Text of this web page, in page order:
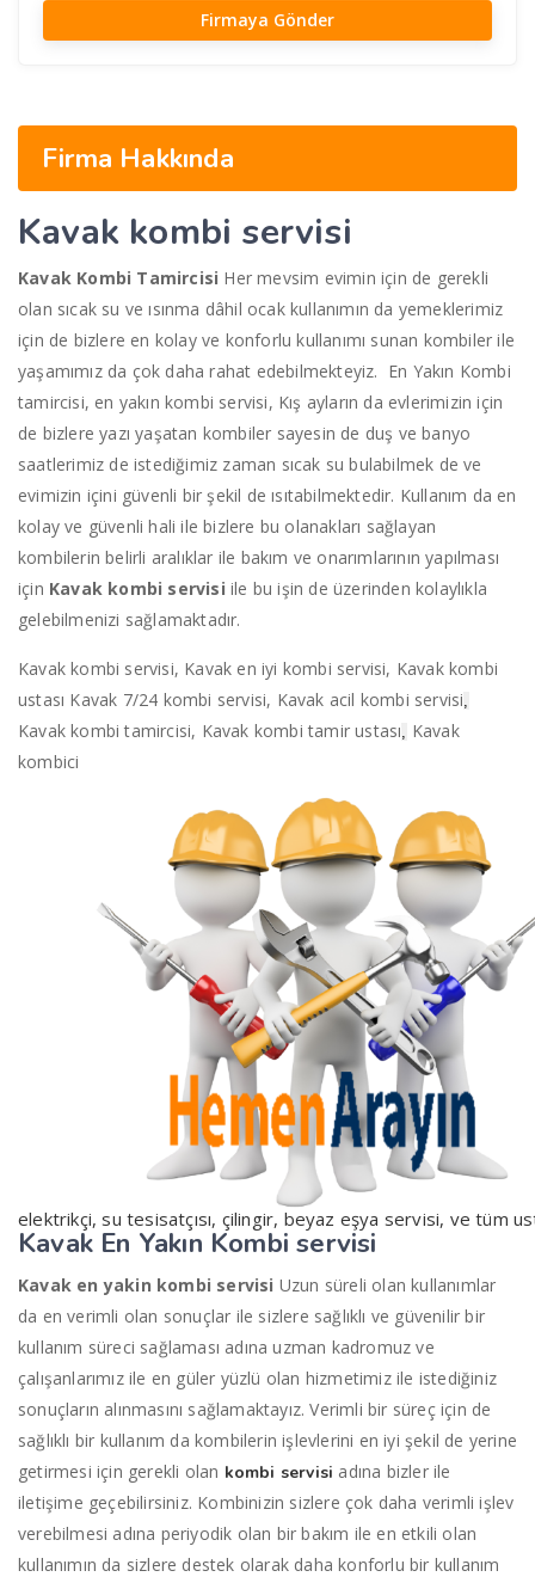
Firma Hakkında
Kavak kombi servisi
Kavak Kombi Tamircisi Her mevsim evimin için de gerekli
olan sıcak su ve ısınma dâhil ocak kullanımın da yemeklerimiz
için de bizlere en kolay ve konforlu kullanımı sunan kombiler ile
yaşamımız da çok daha rahat edebilmekteyiz. En Yakın Kombi
tamircisi, en yakın kombi servisi, Kış ayların da evlerimizin için
de bizlere yazı yaşatan kombiler sayesin de duş ve banyo
saatlerimiz de istediğimiz zaman sıcak su bulabilmek de ve
evimizin içini güvenli bir şekil de ısıtabilmektedir. Kullanım da en
kolay ve güvenli hali ile bizlere bu olanakları sağlayan
kombilerin belirli aralıklar ile bakım ve onarımlarının yapılması
için Kavak kombi servisi ile bu işin de üzerinden kolaylıkla
gelebilmenizi sağlamaktadır.
Kavak kombi servisi, Kavak en iyi kombi servisi, Kavak kombi
ustası Kavak 7/24 kombi servisi, Kavak acil kombi servisi,
Kavak kombi tamircisi, Kavak kombi tamir ustası, Kavak
kombici
elektrikçi, su tesisatçısı, çilingir, beyaz eşya servisi, ve tüm
Kavak En Yakın Kombi servisi
Kavak en yakin kombi servisi Uzun süreli olan kullanımlar
da en verimli olan sonuçlar ile sizlere sağlıklı ve güvenilir bir
kullanım süreci sağlaması adına uzman kadromuz ve
çalışanlarımız ile en güler yüzlü olan hizmetimiz ile istediğiniz
sonuçların alınmasını sağlamaktayız. Verimli bir süreç için de
sağlıklı bir kullanım da kombilerin işlevlerini en iyi şekil de yerine
getirmesi için gerekli olan kombi servisi adına bizler ile
iletişime geçebilirsiniz. Kombinizin sizlere çok daha verimli işlev
verebilmesi adına periyodik olan bir bakım ile en etkili olan
kullanımın da sizlere destek olarak daha konforlu bir kullanım